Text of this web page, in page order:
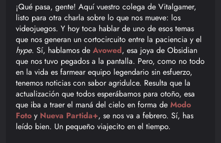
¡Qué pasa, gente! Aquí vuestro colega de Vitalgamer,
listo para otra charla sobre lo que nos mueve: los
videojuegos. Y hoy toca hablar de uno de esos temas
que nos generan un cortocircuito entre la paciencia y el
hype. Sí, hablamos de Avowed, esa joya de Obsidian
que nos tuvo pegados a la pantalla. Pero, como no todo
en la vida es farmear equipo legendario sin esfuerzo,
tenemos noticias con sabor agridulce. Resulta que la
actualización que todos esperábamos para otoño, esa
que iba a traer el maná del cielo en forma de Modo
Foto y Nueva Partida+, se nos va a febrero. Sí, has
leído bien. Un pequeño viajecito en el tiempo.